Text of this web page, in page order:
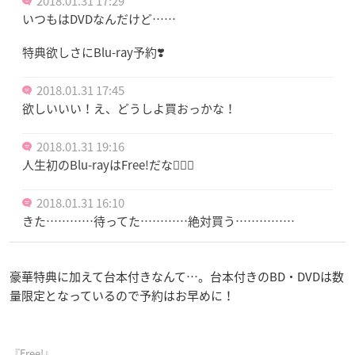
いつもはDVDなんだけど……
特典欲しさにBlu-ray予約❣️
2018.01.31 17:45
欲しいいい！え、どうしよ買おっかな！
2018.01.31 19:16
人生初のBlu-rayはFree!だな🏊🏻‍♂️
2018.01.31 16:10
きた…………待ってた…………絶対買う……………
豪華特典に加えて台本付きなんて…。台本付きのBD・DVDは数
量限定となっているので予約はお早めに！